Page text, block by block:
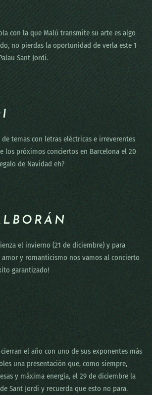
con la que Malú transmite su arte es algo
no pierdas la oportunidad de verla este 1
Sant Jordi.
temas con letras eléctricas e irreverentes
los próximos conciertos en Barcelona el 20
de Navidad eh?
el invierno (21 de diciembre) y para
y romanticismo nos vamos al concierto
garantizado!
el año con uno de sus exponentes más
una presentación que, como siempre,
y máxima energía, el 29 de diciembre la
Sant Jordi y recuerda que esto no para.